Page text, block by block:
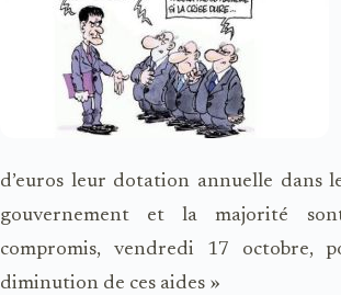
d’euros leur dotation annuelle dans
gouvernement et la majorité
compromis, vendredi 17 octobre,
diminution de ces aides »